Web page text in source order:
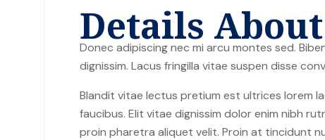
Details
Donec adipiscing nec mi arcu montes sed.
dignissim. Lacus fringilla vitae suspen disse
Blandit vitae lectus pretium est ultrices lorem
faucibus. Elit vitae dignissim dolor enim nibh
proin pharetra aliquet velit. Proin at tincidunt